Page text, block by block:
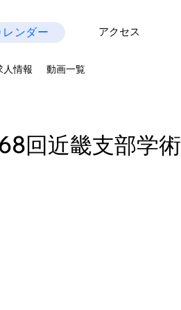
ンダー アクセス
人情報 動画一覧
回近畿支部学術